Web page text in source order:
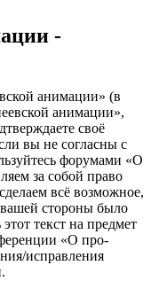
-
анимации» (в
анимации»,
своё
вы не согласны с
форумами «О
за собой право
всё возможное,
вашей стороны было
текст на предмет
«О про-
исправления